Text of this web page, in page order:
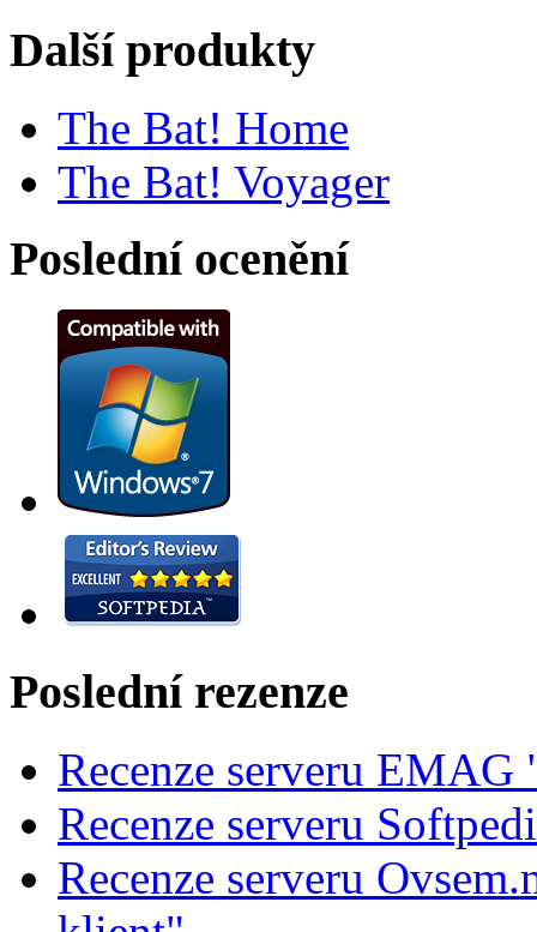
Další produkty
The Bat! Home
The Bat! Voyager
Poslední ocenění
Poslední rezenze
Recenze serveru
Recenze serveru
Recenze serveru